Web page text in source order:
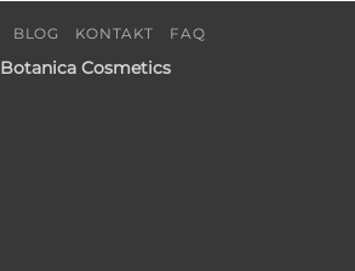
BLOG KONTAKT FAQ
Botanica Cosmetics